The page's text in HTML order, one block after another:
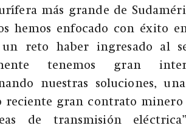
más grande de
hemos enfocado con éxito
un reto haber ingresado al
tenemos gran
nuestras soluciones,
reciente gran contrato
de transmisión